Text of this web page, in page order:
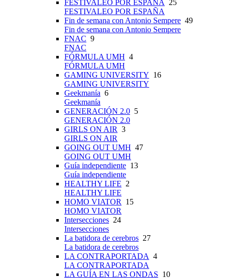
FESTIVALEO POR ESPAÑA
25
FESTIVALEO POR ESPAÑA
Fin de semana con Antonio Sempere 49
Fin de semana con Antonio Sempere
FNAC 9
FNAC
FÓRMULA UMH 4
FÓRMULA UMH
GAMING UNIVERSITY 16
GAMING UNIVERSITY
Geekmanía 6
Geekmanía
GENERACIÓN 2.0 5
GENERACIÓN 2.0
GIRLS ON AIR 3
GIRLS ON AIR
GOING OUT UMH 47
GOING OUT UMH
Guía independiente 13
Guía independiente
HEALTHY LIFE 2
HEALTHY LIFE
HOMO VIATOR
15
HOMO VIATOR
Intersecciones 24
Intersecciones
La batidora de cerebros 27
La batidora de cerebros
LA CONTRAPORTADA 4
LA CONTRAPORTADA
LA GUÍA EN LAS ONDAS 10